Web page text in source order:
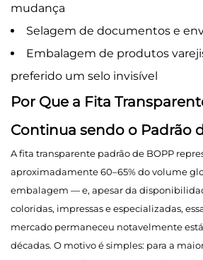
mudança
Selagem de documentos e
Embalagem de produtos
preferido um selo invisível
Por Que a Fita
Continua sendo o Padrão
A fita transparente padrão de BOPP
aproximadamente 60–65% do volume
embalagem — e, apesar da
coloridas, impressas e especializadas,
mercado permaneceu notavelmente
décadas. O motivo é simples: para a